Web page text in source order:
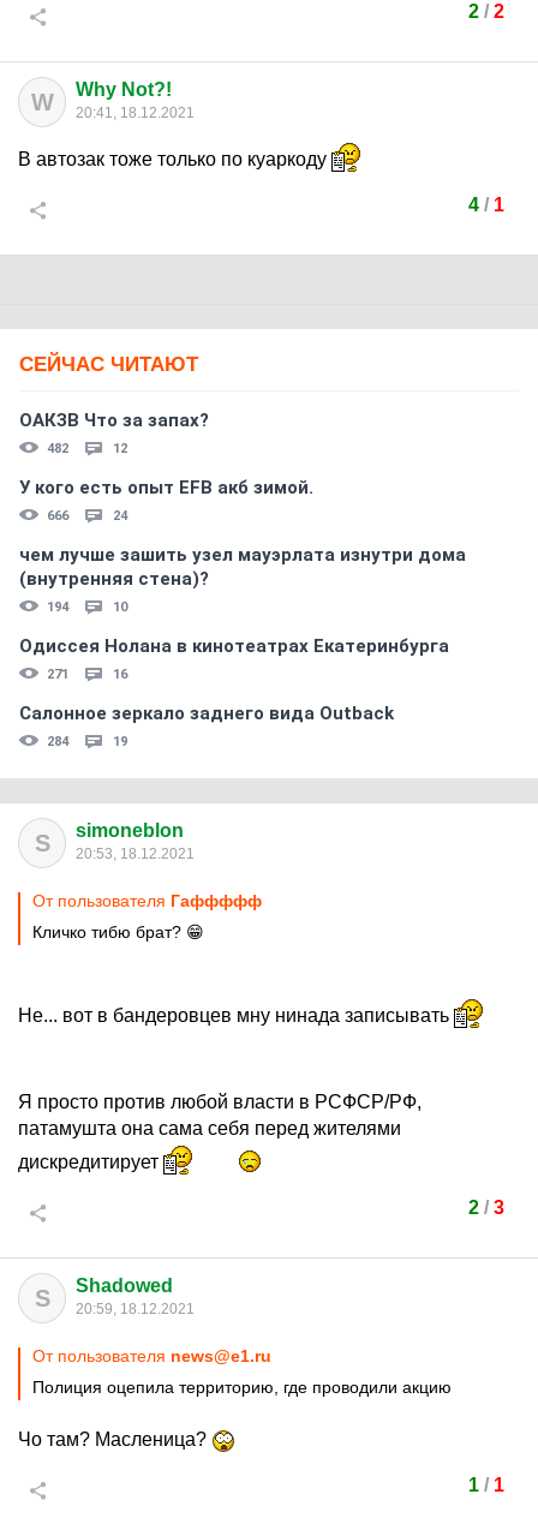
2/ 2
W Why Not?!
20:41, 18.12.2021
В автозак тоже только по куаркоду
4/ 1
СЕЙЧАС ЧИТАЮТ
ОАКЗВ Что за запах?
482 12
У кого есть опыт EFB акб зимой.
666 24
чем лучше зашить узел мауэрлата изнутри дома
(внутренняя стена)?
194 10
Одиссея Нолана в кинотеатрах Екатеринбурга
271 16
Салонное зеркало заднего вида Outback
284 19
S simoneblon
20:53, 18.12.2021
От пользователя Гаффффф
Кличко тибю брат? 😁
Не... вот в бандеровцев мну нинада записывать
Я просто против любой власти в РСФСР/РФ,
патамушта она сама себя перед жителями
дискредитирует
2/ 3
S Shadowed
20:59, 18.12.2021
От пользователя news@e1.ru
Полиция оцепила территорию, где проводили акцию
Чо там? Масленица?
1/ 1